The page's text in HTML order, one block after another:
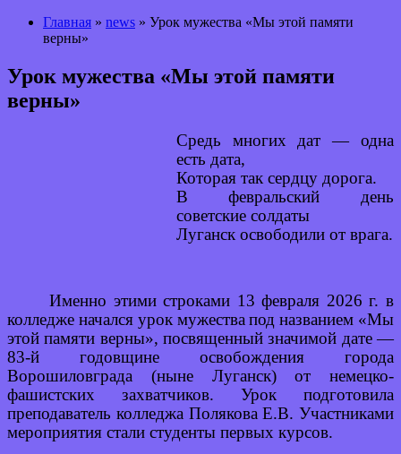
Главная » news » Урок мужества «Мы этой памяти
верны»
Урок мужества «Мы этой памяти
верны»
Средь многих дат — одна
есть дата,
Которая так сердцу дорога.
В февральский день
советские солдаты
Луганск освободили от врага.
Именно этими строками 13 февраля 2026 г. в
колледже начался урок мужества под названием «Мы
этой памяти верны», посвященный значимой дате —
83-й годовщине освобождения города
Ворошиловграда (ныне Луганск) от немецко-
фашистских захватчиков. Урок подготовила
преподаватель колледжа Полякова Е.В. Участниками
мероприятия стали студенты первых курсов.